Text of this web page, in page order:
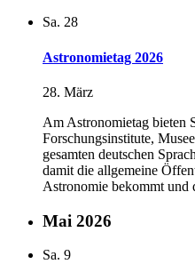
Sa. 28
Astronomietag 2026
28. März
Am Astronomietag bieten
Forschungsinstitute,
gesamten deutschen
damit die allgemeine
Astronomie bekommt
Mai 2026
Sa. 9